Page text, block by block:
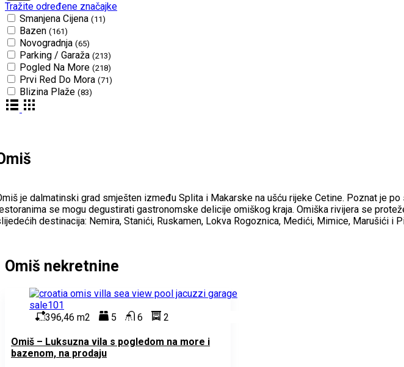
Tražite određene značajke
Smanjena Cijena (11)
Bazen (161)
Novogradnja (65)
Parking / Garaža (213)
Pogled Na More (218)
Prvi Red Do Mora (71)
Blizina Plaže (83)
je dalmatinski grad smješten između Splita i Makarske na ušću rijeke Cetine. Poznat je
se mogu degustirati gastronomske delicije omiškog kraja. Omiška rivijera se
destinacija: Nemira, Stanići, Ruskamen, Lokva Rogoznica, Medići, Mimice, Marušići i
Omiš nekretnine
396,46 m2 5 6 2
Omiš – Luksuzna vila s pogledom na more i
bazenom, na prodaju